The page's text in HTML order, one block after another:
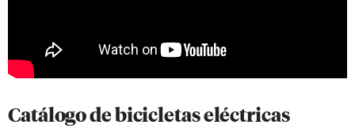
Catálogo de bicicletas eléctricas